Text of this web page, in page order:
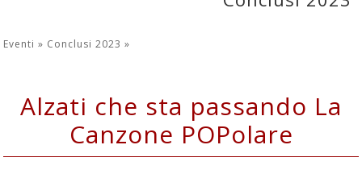
Eventi » Conclusi 2023»
Alzati che sta passando La
Canzone POPolare